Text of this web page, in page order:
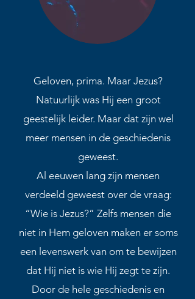
Geloven, prima. Maar Jezus?
Natuurlijk was Hij een groot
geestelijk leider. Maar dat zijn wel
meer mensen in de geschiedenis
geweest.
Al eeuwen lang zijn mensen
verdeeld geweest over de vraag:
“Wie is Jezus?” Zelfs mensen die
niet in Hem geloven maken er soms
een levenswerk van om te bewijzen
dat Hij niet is wie Hij zegt te zijn.
Door de hele geschiedenis en